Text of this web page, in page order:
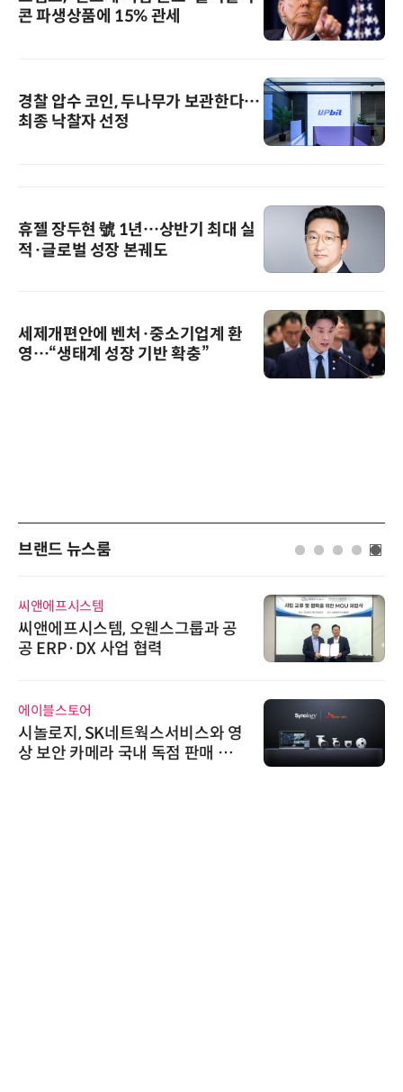
콘 파생상품에 15% 관세
경찰 압수 코인, 두나무가 보관한다…
최종 낙찰자 선정
휴젤 장두현 號 1년…상반기 최대 실
적·글로벌 성장 본궤도
세제개편안에 벤처·중소기업계 환
영…“생태계 성장 기반 확충”
브랜드 뉴스룸
디에스앤지
디에스앤지, 'AI EXPO KOREA 20
26' 참가 성료… AI 전 생애주기 아
슈퍼솔루션
슈퍼솔루션, 2026 Next-Gen AI C
ooling Summit 성황리 성료